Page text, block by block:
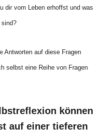
dir vom Leben erhoffst und was
sind?
Antworten auf diese Fragen
selbst eine Reihe von Fragen
können
auf einer tieferen